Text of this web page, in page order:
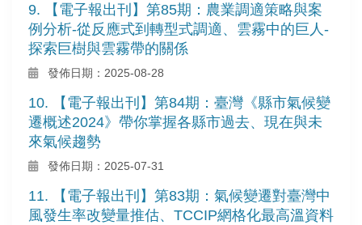
9. 【電子報出刊】第85期：農業調適策略與案
例分析-從反應式到轉型式調適、雲霧中的巨人-
探索巨樹與雲霧帶的關係
發佈日期：2025-08-28
10. 【電子報出刊】第84期：臺灣《縣市氣候變
遷概述2024》帶你掌握各縣市過去、現在與未
來氣候趨勢
發佈日期：2025-07-31
11. 【電子報出刊】第83期：氣候變遷對臺灣中
風發生率改變量推估、TCCIP網格化最高溫資料